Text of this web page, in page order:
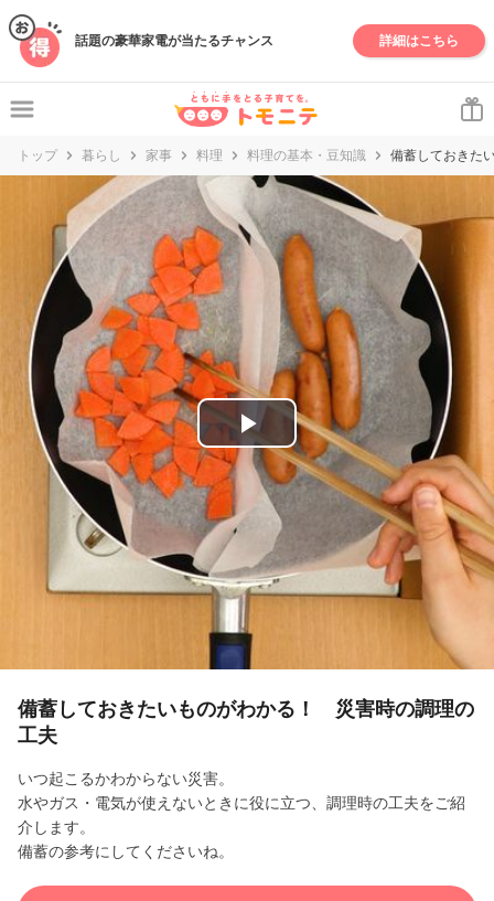
話題の豪華家電が当たるチャンス 詳細はこちら
トップ 暮らし 家事 料理 料理の基本・豆知識 備蓄しておきた
P
y
V
e
備蓄しておきたいものがわかる！ 災害時の調理の
工夫
いつ起こるかわからない災害。
水やガス・電気が使えないときに役に立つ、調理時の工夫をご紹
介します。
備蓄の参考にしてくださいね。